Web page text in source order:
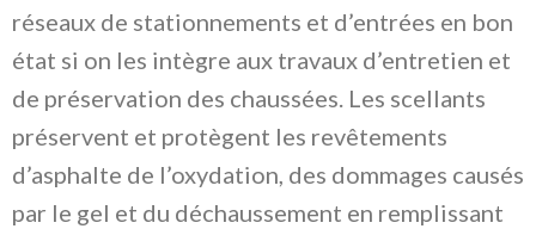
réseaux de stationnements et d’entrées en bon
état si on les intègre aux travaux d’entretien et
de préservation des chaussées. Les scellants
préservent et protègent les revêtements
d’asphalte de l’oxydation, des dommages causés
par le gel et du déchaussement en remplissant